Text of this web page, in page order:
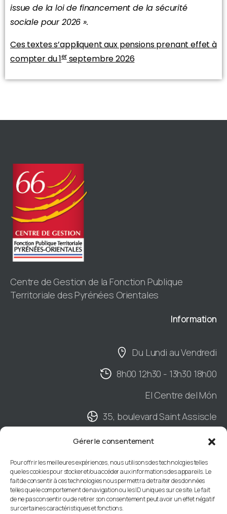
Gérer le consentement
Pour offrir les meilleures expériences, nous utilisons des technologies telles
que les cookies pour stocker et/ou accéder aux informations des appareils. Le
fait de consentir à ces technologies nous permettra de traiter des données
telles que le comportement de navigation ou les ID uniques sur ce site. Le fait
de ne pas consentir ou de retirer son consentement peut avoir un effet négatif
sur certaines caractéristiques et fonctions.
issue de la loi de financement de la sécurité
sociale pour 2026 ».
Ces textes s’appliquent aux pensions prenant effet à
compter du 1erseptembre 2026
Centre de Gestion de la Fonction Publique
Territoriale des Pyrénées Orientales
Information
Du Lundi au Vendredi
8h00 12h30 - 13h30 18h00
El Centre del Món
35, boulevard Saint Assiscle
Hall B - 2ème étage
BP901 - 66020 PERPIGNAN Cedex
04 68 34 88 66